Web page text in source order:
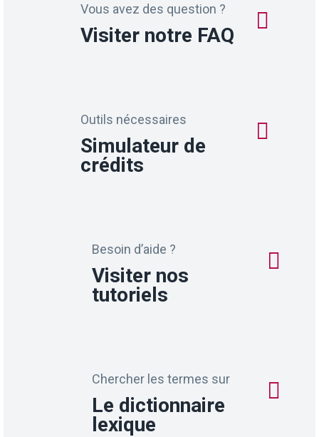
Vous avez des question ?
Visiter notre FAQ
Outils nécessaires
Simulateur de
crédits
Besoin d’aide ?
Visiter nos
tutoriels
Chercher les termes sur
Le dictionnaire
lexique